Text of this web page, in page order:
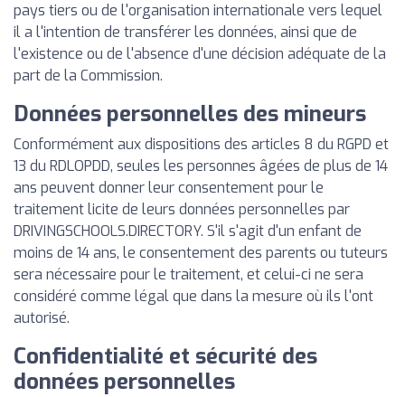
pays tiers ou de l'organisation internationale vers lequel
il a l'intention de transférer les données, ainsi que de
l'existence ou de l'absence d'une décision adéquate de la
part de la Commission.
Données personnelles des mineurs
Conformément aux dispositions des articles 8 du RGPD et
13 du RDLOPDD, seules les personnes âgées de plus de 14
ans peuvent donner leur consentement pour le
traitement licite de leurs données personnelles par
DRIVINGSCHOOLS.DIRECTORY. S'il s'agit d'un enfant de
moins de 14 ans, le consentement des parents ou tuteurs
sera nécessaire pour le traitement, et celui-ci ne sera
considéré comme légal que dans la mesure où ils l'ont
autorisé.
Confidentialité et sécurité des
données personnelles